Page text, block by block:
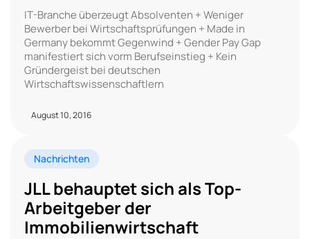
IT-Branche überzeugt Absolventen + Weniger
Bewerber bei Wirtschaftsprüfungen + Made in
Germany bekommt Gegenwind + Gender Pay Gap
manifestiert sich vorm Berufseinstieg + Kein
Gründergeist bei deutschen
Wirtschaftswissenschaftlern
August 10, 2016
Nachrichten
JLL behauptet sich als Top-
Arbeitgeber der
Immobilienwirtschaft